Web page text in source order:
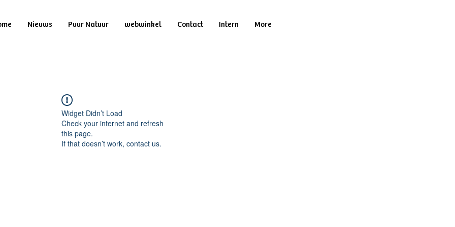
Nieuws Puur Natuur webwinkel Contact Intern More
Widget Didn’t Load
Check your internet and refresh
this page.
If that doesn’t work, contact us.